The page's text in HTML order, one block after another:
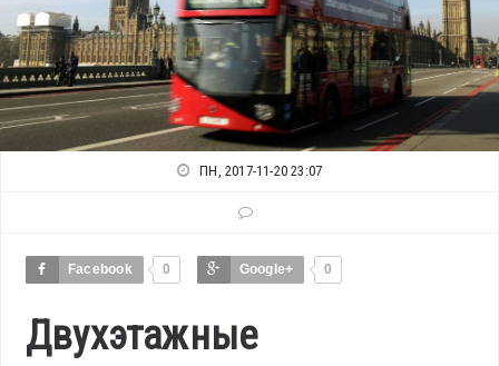
ПН, 2017-11-20 23:07
Facebook 0 Google+ 0
Двухэтажные